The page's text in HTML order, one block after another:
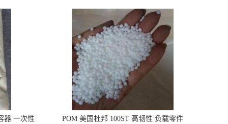
器 一次性
POM 美国杜邦 100ST 高韧性 负载零件